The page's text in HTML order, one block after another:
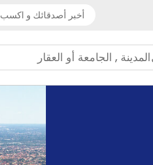
أخبر أصدقائك و اكسب
المدينة , الجامعة أو العقار